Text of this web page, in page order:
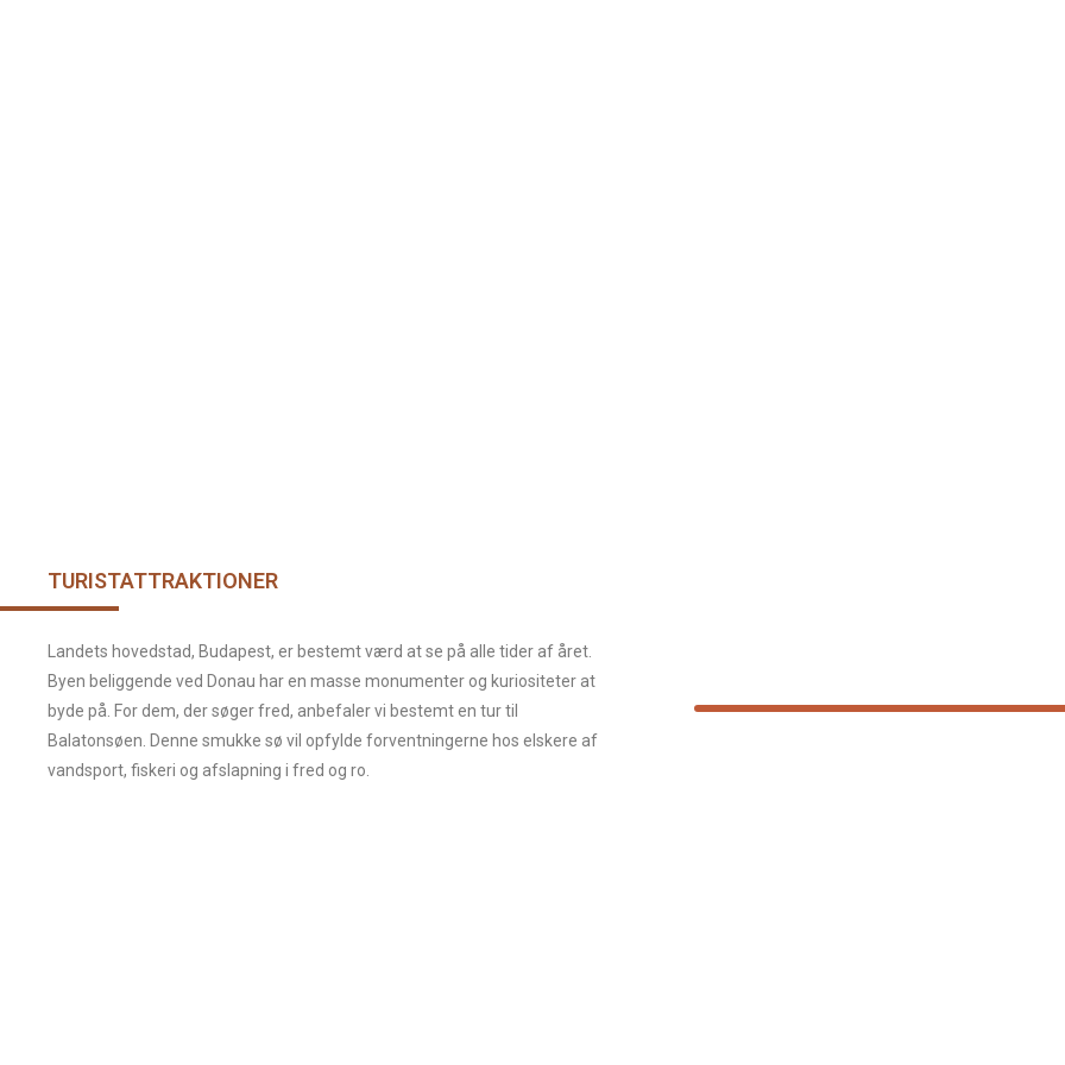
TURISTATTRAKTIONER
Landets hovedstad, Budapest, er bestemt værd at se på alle tider af året.
Byen beliggende ved Donau har en masse monumenter og kuriositeter at
byde på. For dem, der søger fred, anbefaler vi bestemt en tur til
Balatonsøen. Denne smukke sø vil opfylde forventningerne hos elskere af
vandsport, fiskeri og afslapning i fred og ro.